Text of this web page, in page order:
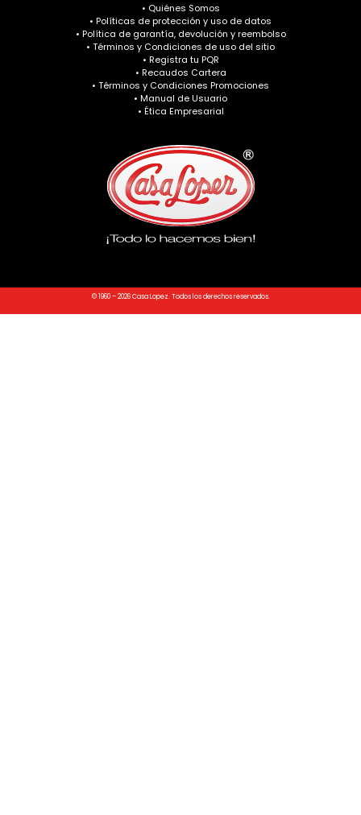
• Quiénes Somos
• Políticas de protección y uso de datos
• Política de garantía, devolución y reembolso
• Términos y Condiciones de uso del sitio
• Registra tu PQR
• Recaudos Cartera
• Términos y Condiciones Promociones
• Manual de Usuario
• Ética Empresarial
© 1960 – 2026 Casa Lopez. Todos los derechos reservados.